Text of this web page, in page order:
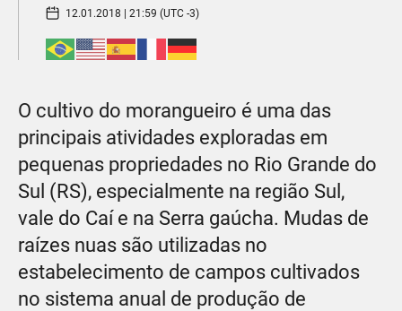
12.01.2018 | 21:59 (UTC -3)
O cultivo do morangueiro é uma das
principais atividades exploradas em
pequenas propriedades no Rio Grande do
Sul (RS), especialmente na região Sul,
vale do Caí e na Serra gaúcha. Mudas de
raízes nuas são utilizadas no
estabelecimento de campos cultivados
no sistema anual de produção de